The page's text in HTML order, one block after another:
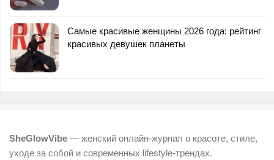
Самые красивые женщины 2026 года: рейтинг
красивых девушек планеты
SheGlowVibe — женский онлайн-журнал о красоте, стиле,
уходе за собой и современных lifestyle-трендах.